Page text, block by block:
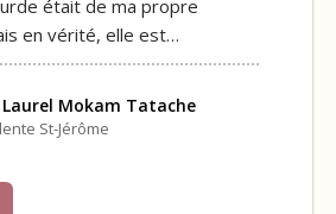
était de ma propre
en vérité, elle est…
Laurel Mokam Tatache
St-Jérôme